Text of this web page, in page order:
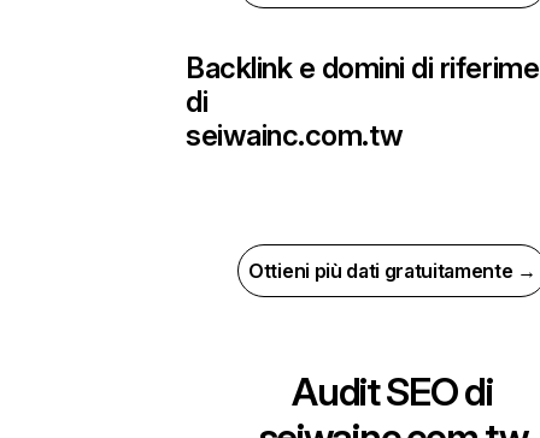
Backlink e domini di
di
seiwainc.com.tw
Ottieni più dati gratuitamente →
Audit SEO di